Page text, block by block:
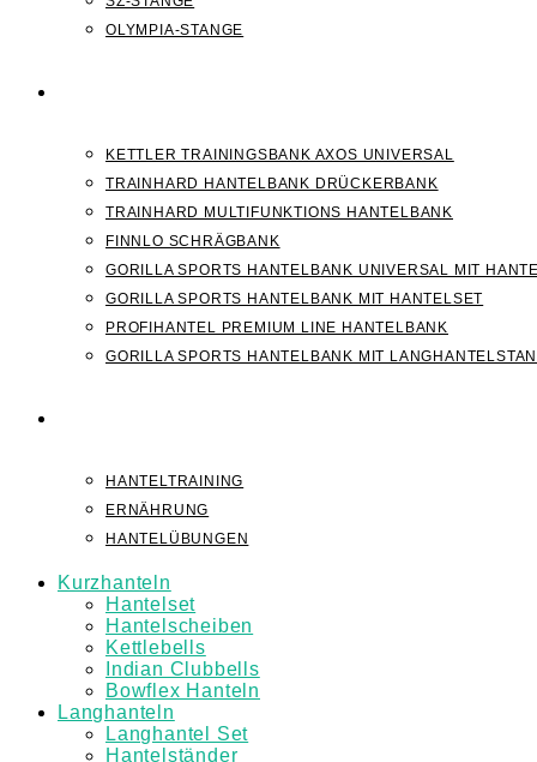
OLYMPIA-STANGE
KETTLER TRAININGSBANK AXOS UNIVERSAL
TRAINHARD HANTELBANK DRÜCKERBANK
TRAINHARD MULTIFUNKTIONS HANTELBANK
FINNLO SCHRÄGBANK
GORILLA SPORTS HANTELBANK UNIVERSAL MIT
GORILLA SPORTS HANTELBANK MIT HANTELSET
PROFIHANTEL PREMIUM LINE HANTELBANK
GORILLA SPORTS HANTELBANK MIT
HANTELTRAINING
ERNÄHRUNG
HANTELÜBUNGEN
Kurzhanteln
Hantelset
Hantelscheiben
Kettlebells
Indian Clubbells
Bowflex Hanteln
Langhanteln
Langhantel Set
Hantelständer